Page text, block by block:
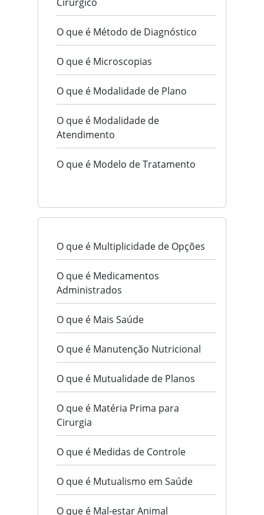
O que é Método de Diagnóstico
O que é Microscopias
O que é Modalidade de Plano
O que é Modalidade de
Atendimento
O que é Modelo de Tratamento
O que é Multiplicidade de Opções
O que é Medicamentos
Administrados
O que é Mais Saúde
O que é Manutenção Nutricional
O que é Mutualidade de Planos
O que é Matéria Prima para
Cirurgia
O que é Medidas de Controle
O que é Mutualismo em Saúde
O que é Mal-estar Animal